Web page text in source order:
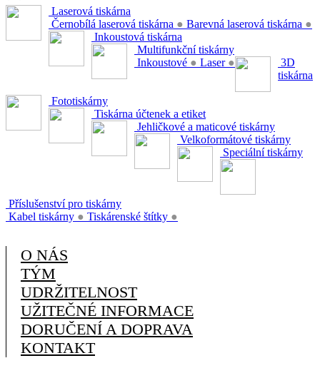
Laserová tiskárna
Černobílá laserová tiskárna ● Barevná laserová tiskárna ●
Inkoustová tiskárna
Multifunkční tiskárny
Inkoustové ● Laser ●
3D
tiskárna
Fototiskárny
Tiskárna účtenek a etiket
Jehličkové a maticové tiskárny
Velkoformátové tiskárny
Speciální tiskárny
Příslušenství pro tiskárny
Kabel tiskárny ● Tiskárenské štítky ●
O NÁS
TÝM
UDRŽITELNOST
UŽITEČNÉ INFORMACE
DORUČENÍ A DOPRAVA
KONTAKT